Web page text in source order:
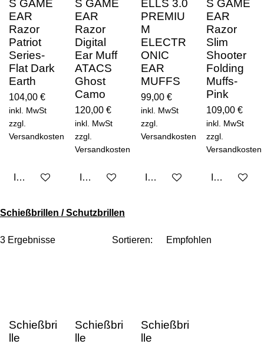
S GAME
EAR
Razor
Patriot
Series-
Flat Dark
Earth
104,00 €
inkl. MwSt
zzgl.
Versandkosten
In den Warenkorb
S GAME
EAR
Razor
Digital
Ear Muff
ATACS
Ghost
Camo
120,00 €
inkl. MwSt
zzgl.
Versandkosten
In den Warenkorb
ELLS 3.0
PREMIU
M
ELECTR
ONIC
EAR
MUFFS
99,00 €
inkl. MwSt
zzgl.
Versandkosten
In den Warenkorb
S GAME
EAR
Razor
Slim
Shooter
Folding
Muffs-
Pink
109,00 €
inkl. MwSt
zzgl.
Versandkosten
In den
Schießbrillen / Schutzbrillen
3 Ergebnisse Sortieren:
Schießbri
lle
Schießbri
lle
Schießbri
lle